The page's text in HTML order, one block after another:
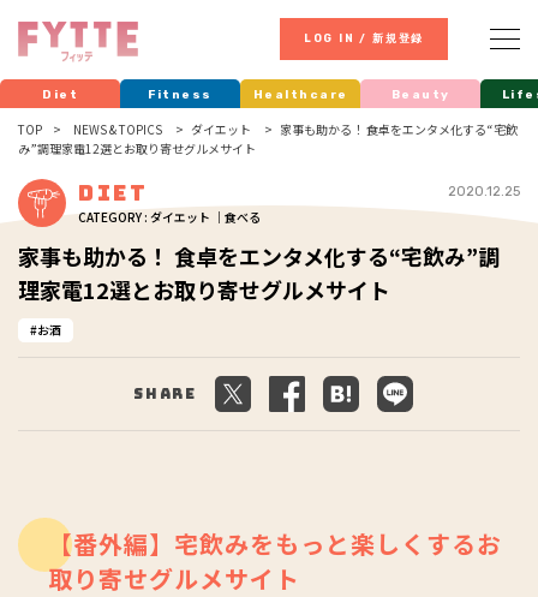
LOG IN / 新規登録
Diet Fitness Healthcare Beauty
TOP NEWS & TOPICS ダイエット
家事も助かる！ 食卓をエンタメ化する“宅飲
み”調理家電12選とお取り寄せグルメサイト
Diet
CATEGORY : ダイエット ｜食べる
2020.12.25
家事も助かる！ 食卓をエンタメ化する“宅飲み”調
理家電12選とお取り寄せグルメサイト
お酒
Share
【番外編】宅飲みをもっと楽しくするお
取り寄せグルメサイト